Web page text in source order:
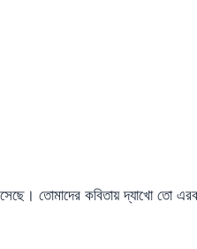
তোমাদের কবিতায় দ্যাখো তো